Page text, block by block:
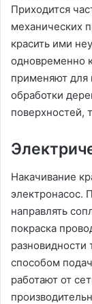
Приходится
механических
красить ими
одновременно
применяют для
обработки
поверхностей,
Накачивание
электронасос.
направлять
покраска
разновидности
способом
работают от